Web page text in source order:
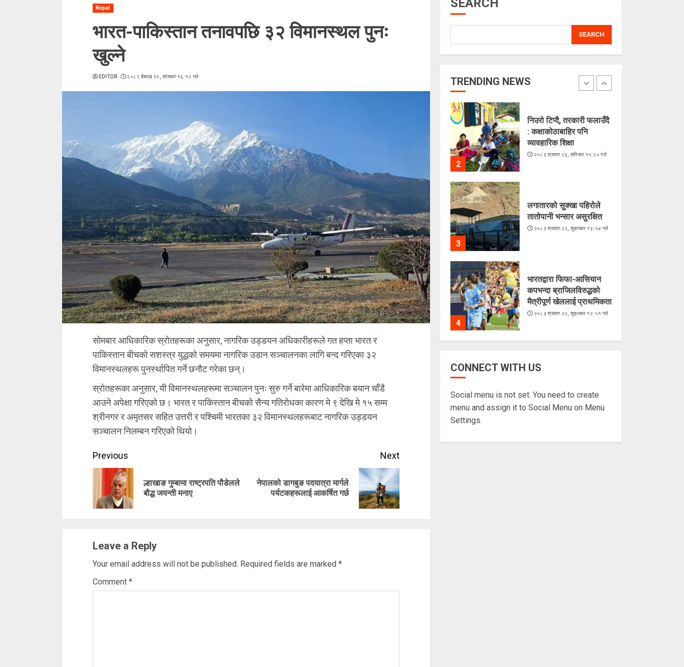
Nepal
भारत-पाकिस्तान तनावपछि ३२ विमानस्थल पुनः
खुल्ने
EDITOR २०८२ बैशाख २९, सोमबार १६:१२ गते
सोमबार आधिकारिक स्रोतहरूका अनुसार, नागरिक उड्डयन अधिकारीहरूले गत हप्ता भारत र
पाकिस्तान बीचको सशस्त्र युद्धको समयमा नागरिक उडान सञ्चालनका लागि बन्द गरिएका ३२
विमानस्थलहरू पुनर्स्थापित गर्ने छनौट गरेका छन्।
स्रोतहरूका अनुसार, यी विमानस्थलहरूमा सञ्चालन पुनः सुरु गर्ने बारेमा आधिकारिक बयान चाँडै
आउने अपेक्षा गरिएको छ। भारत र पाकिस्तान बीचको सैन्य गतिरोधका कारण मे ९ देखि मे १५ सम्म
श्रीनगर र अमृतसर सहित उत्तरी र पश्चिमी भारतका ३२ विमानस्थलहरूबाट नागरिक उड्डयन
सञ्चालन निलम्बन गरिएको थियो।
Continue
Reading
Previous
Previous
ल्हाखाङ गुम्बामा राष्ट्रपति पौडेलले
बौद्ध जयन्ती मनाए
Next
Next
नेपालको डागबुङ पदयात्रा मार्गले
पर्यटकहरूलाई आकर्षित गर्छ
Leave a Reply
Your email address will not be published. Required fields are marked *
Comment *
SEARCH
SEARCH
TRENDING NEWS
5
1
चराहरूको संसारमा छिर्दै
2
निउरो टिप्दै, तरकारी फलाउँदै
: कक्षाकोठाबाहिर पनि
व्यावहारिक शिक्षा
२०८३ श्रावण २३, शनिबार १५:२० गते
3
लगातारको सुक्खा पहिरोले
तातोपानी भन्सार असुरक्षित
२०८३ श्रावण २२, शुक्रबार १३:५४ गते
4
भारतद्वारा फिफा-आसियान
कपभन्दा ब्राजिलविरुद्धको
मैत्रीपूर्ण खेललाई प्राथमिकता
२०८३ श्रावण २२, शुक्रबार १२:५१ गते
आफूसँग प्रतिस्पर्धा गरेँ : मिस
२०८३ श्रावण २१, बिहीबार १६:०३ गते
चराहरूको संसारमा छिर्दै
CONNECT WITH US
Social menu is not set. You need to create
menu and assign it to Social Menu on Menu
Settings.